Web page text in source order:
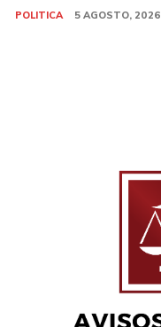
POLITICA 5 AGOSTO, 2026